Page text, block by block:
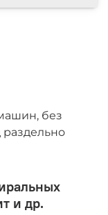
без
и др.